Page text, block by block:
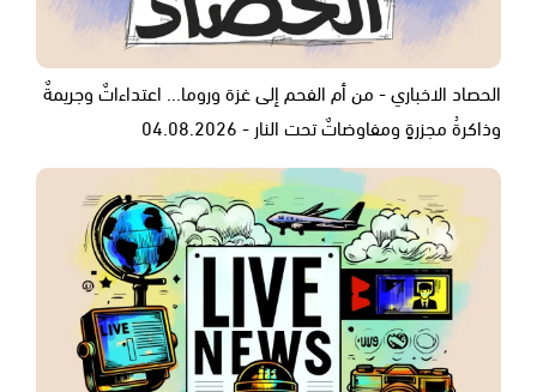
الحصاد الاخباري - من أم الفحم إلى غزة وروما... اعتداءاتٌ وجريمةٌ
وذاكرةُ مجزرةٍ ومفاوضاتٌ تحت النار - 04.08.2026